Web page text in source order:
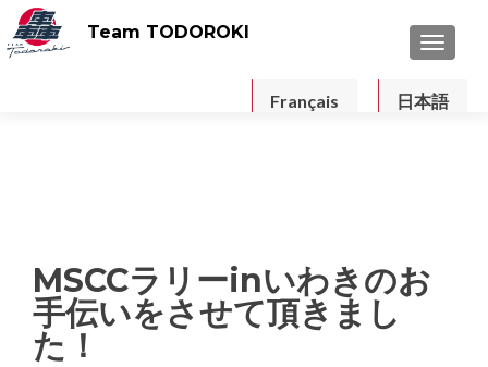
ナビゲ
Team TODOROKI
日本語
Français
MSCCラリーinいわきのお
手伝いをさせて頂きまし
た！